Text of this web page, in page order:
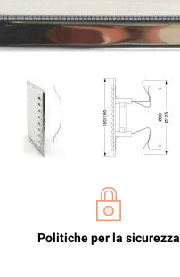
Politiche per la sicurezza